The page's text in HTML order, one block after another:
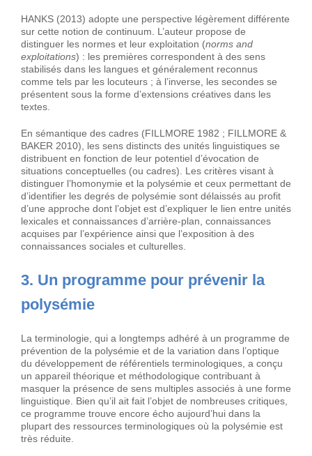
HANKS (2013) adopte une perspective légèrement différente
sur cette notion de continuum. L’auteur propose de
distinguer les normes et leur exploitation (norms and
exploitations) : les premières correspondent à des sens
stabilisés dans les langues et généralement reconnus
comme tels par les locuteurs ; à l’inverse, les secondes se
présentent sous la forme d’extensions créatives dans les
textes.
En sémantique des cadres (FILLMORE 1982 ; FILLMORE &
BAKER 2010), les sens distincts des unités linguistiques se
distribuent en fonction de leur potentiel d’évocation de
situations conceptuelles (ou cadres). Les critères visant à
distinguer l’homonymie et la polysémie et ceux permettant de
d’identifier les degrés de polysémie sont délaissés au profit
d’une approche dont l’objet est d’expliquer le lien entre unités
lexicales et connaissances d’arrière-plan, connaissances
acquises par l’expérience ainsi que l’exposition à des
connaissances sociales et culturelles.
3. Un programme pour prévenir la
polysémie
La terminologie, qui a longtemps adhéré à un programme de
prévention de la polysémie et de la variation dans l’optique
du développement de référentiels terminologiques, a conçu
un appareil théorique et méthodologique contribuant à
masquer la présence de sens multiples associés à une forme
linguistique. Bien qu’il ait fait l’objet de nombreuses critiques,
ce programme trouve encore écho aujourd’hui dans la
plupart des ressources terminologiques où la polysémie est
très réduite.